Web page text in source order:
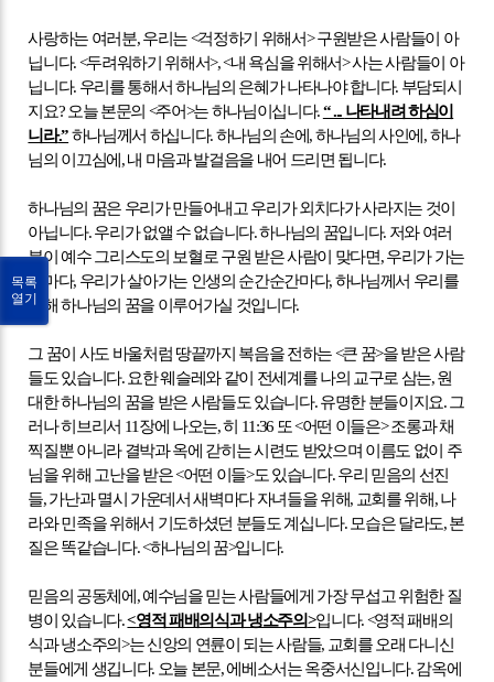
사랑하는 여러분,우리는<걱정하기 위해서>구원받은 사람들이 아
닙니다. <두려워하기 위해서>, <내 욕심을 위해서>사는 사람들이 아
닙니다. 우리를 통해서 하나님의 은혜가 나타나야 합니다. 부담되시
지요? 오늘 본문의 <주어>는 하나님이십니다.“ ... 나타내려 하심이
니라.”하나님께서 하십니다.하나님의 손에 ,하나님의 사인에 ,하나
님의 이끄심에 ,내 마음과 발걸음을 내어 드리면 됩니다.
하나님의 꿈은 우리가 만들어내고 우리가 외치다가 사라지는 것이
아닙니다.우리가 없앨 수 없습니다.하나님의 꿈입니다. 저와 여러
분이 예수 그리스도의 보혈로 구원 받은 사람이 맞다면,우리가 가는
곳마다, 우리가 살아가는 인생의 순간순간마다,하나님께서 우리를
통해 하나님의 꿈을 이루어가실 것입니다.
그 꿈이 사도 바울처럼 땅끝까지 복음을 전하는<큰 꿈>을 받은 사람
들도 있습니다. 요한 웨슬레와 같이 전세계를 나의 교구로 삼는,원
대한 하나님의 꿈을 받은 사람들도 있습니다.유명한 분들이지요. 그
러나 히브리서 11장에 나오는,히 11:36 또<어떤 이들은>조롱과 채
찍질뿐 아니라 결박과 옥에 갇히는 시련도 받았으며 이름도 없이 주
님을 위해 고난을 받은<어떤 이들>도 있습니다.우리 믿음의 선진
들,가난과 멸시 가운데서 새벽마다 자녀들을 위해, 교회를 위해,나
라와 민족을 위해서 기도하셨던 분들도 계십니다. 모습은 달라도,본
질은 똑같습니다. <하나님의 꿈>입니다.
믿음의 공동체에 ,예수님을 믿는 사람들에게 가장 무섭고 위험한 질
병이 있습니다.<영적 패배의식과 냉소주의>입니다. <영적 패배의
식과 냉소주의>는 신앙의 연륜이 되는 사람들, 교회를 오래 다니신
분들에게 생깁니다. 오늘 본문,에베소서는 옥중서신입니다.감옥에
목록
열기